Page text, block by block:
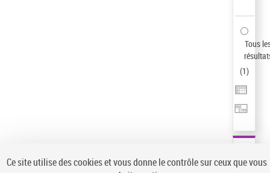
Tous
(1)
Ce site utilise des cookies et vous donne le contrôle sur ceux que vous